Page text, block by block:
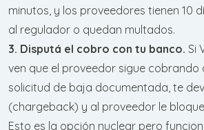
minutos, y los proveedores tienen 10
al regulador o quedan multados.
3. Disputá el cobro con tu banco. Si
ven que el proveedor sigue cobrando
solicitud de baja documentada, te
(chargeback) y al proveedor le
Esto es la opción nuclear pero